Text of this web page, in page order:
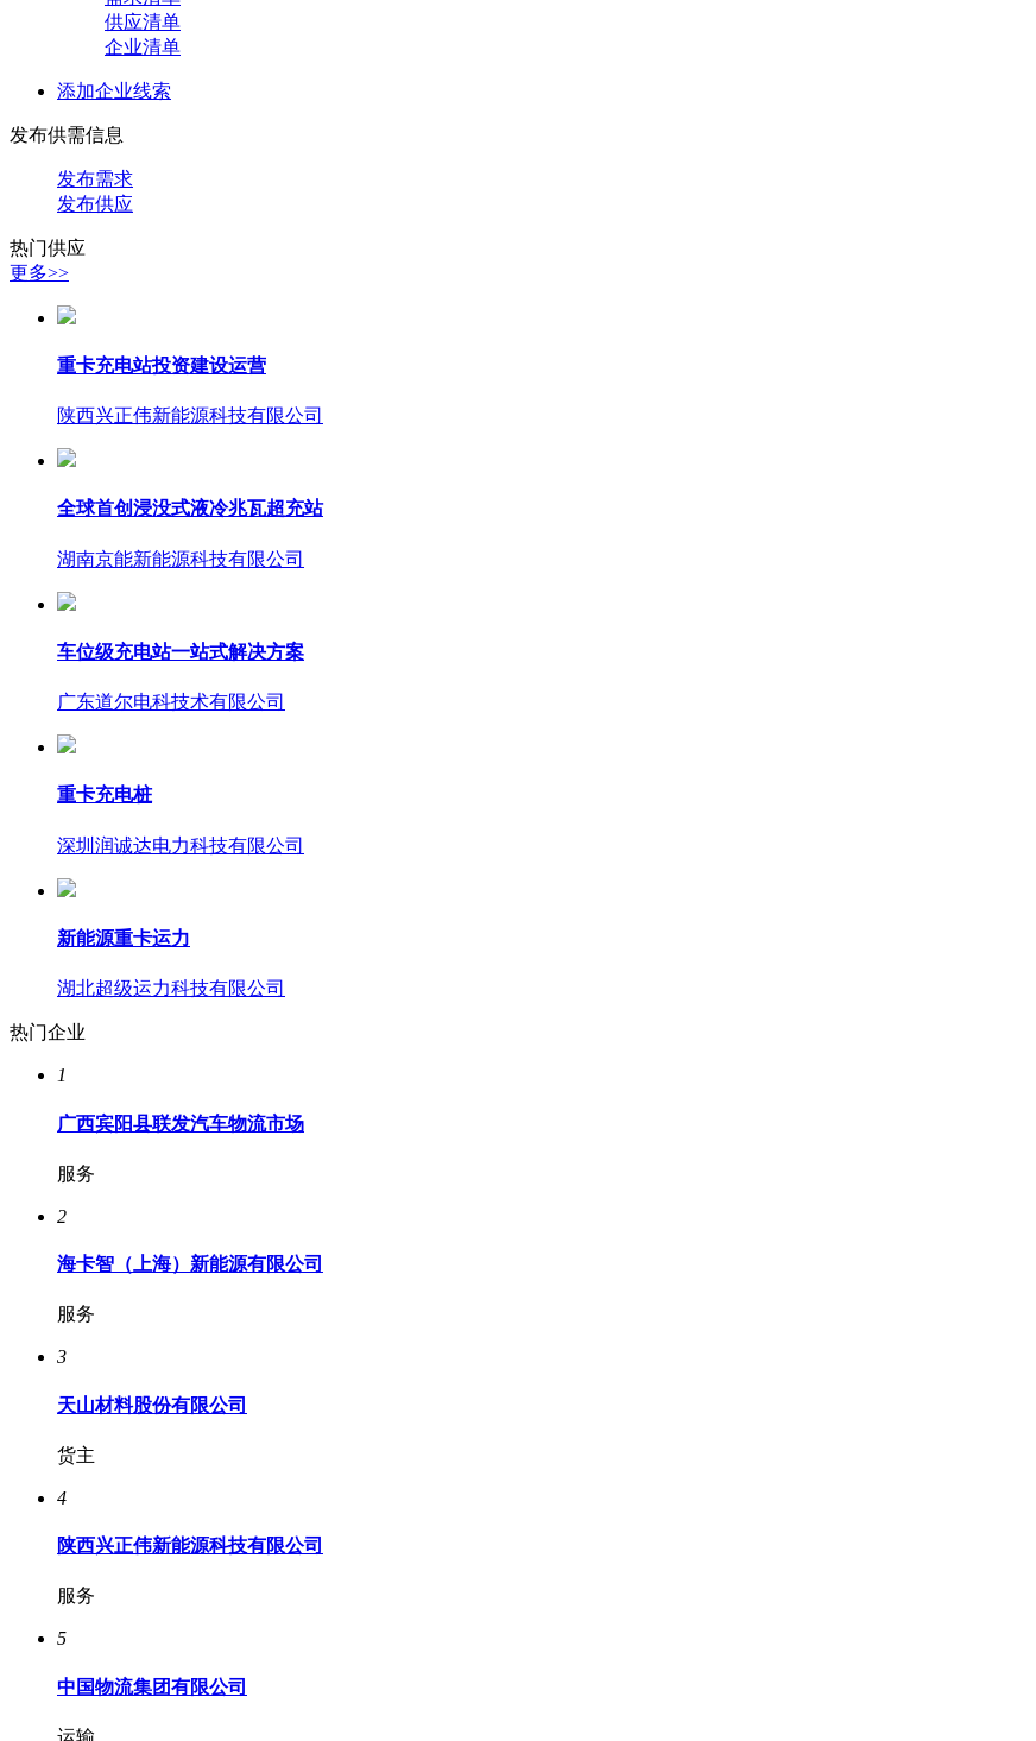
供应清单
企业清单
添加企业线索
发布供需信息
发布需求
发布供应
热门供应
更多>>
重卡充电站投资建设运营
陕西兴正伟新能源科技有限公司
全球首创浸没式液冷兆瓦超充站
湖南京能新能源科技有限公司
车位级充电站一站式解决方案
广东道尔电科技术有限公司
重卡充电桩
深圳润诚达电力科技有限公司
新能源重卡运力
湖北超级运力科技有限公司
热门企业
1
广西宾阳县联发汽车物流市场
服务
2
海卡智（上海）新能源有限公司
服务
3
天山材料股份有限公司
货主
4
陕西兴正伟新能源科技有限公司
服务
5
中国物流集团有限公司
运输